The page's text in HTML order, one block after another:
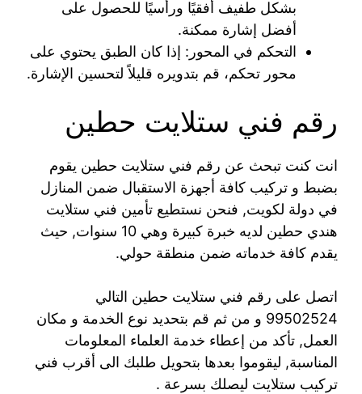
بشكل طفيف أفقيًا ورأسيًا للحصول على
أفضل إشارة ممكنة.
التحكم في المحور: إذا كان الطبق يحتوي على
محور تحكم، قم بتدويره قليلاً لتحسين الإشارة.
رقم فني ستلايت حطين
انت كنت تبحث عن رقم فني ستلايت حطين يقوم
بضبط و تركيب كافة أجهزة الاستقبال ضمن المنازل
في دولة لكويت, فنحن نستطيع تأمين فني ستلايت
هندي حطين لديه خبرة كبيرة وهي 10 سنوات, حيث
يقدم كافة خدماته ضمن منطقة حولي.
اتصل على رقم فني ستلايت حطين التالي
99502524 و من ثم قم بتحديد نوع الخدمة و مكان
العمل, تأكد من إعطاء خدمة العلماء المعلومات
المناسبة, ليقوموا بعدها بتحويل طلبك الى أقرب فني
تركيب ستلايت ليصلك بسرعة .